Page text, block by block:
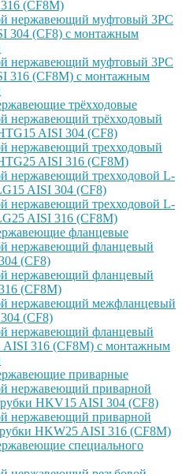
(CF8M)
нержавеющий муфтовый 3PC
304 (CF8) с монтажным
нержавеющий муфтовый 3PC
316 (CF8M) с монтажным
трёхходовые
нержавеющий трёхходовый
AISI 304 (CF8)
нержавеющий трехходовый
AISI 316 (CF8M)
нержавеющий трехходовой L-
AISI 304 (CF8)
нержавеющий трехходовой L-
AISI 316 (CF8M)
фланцевые
нержавеющий фланцевый
(CF8)
нержавеющий фланцевый
(CF8M)
нержавеющий межфланцевый
(CF8)
нержавеющий фланцевый
316 (CF8M) с монтажным
приварные
нержавеющий приварной
HKV15 AISI 304 (CF8)
нержавеющий приварной
HKW25 AISI 316 (CF8M)
специального